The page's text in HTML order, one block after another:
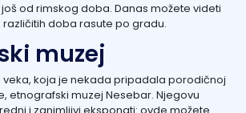
od rimskog doba. Danas možete videti
doba rasute po gradu.
muzej
veka, koja je nekada pripadala porodičnoj
etnografski muzej Nesebar. Njegovu